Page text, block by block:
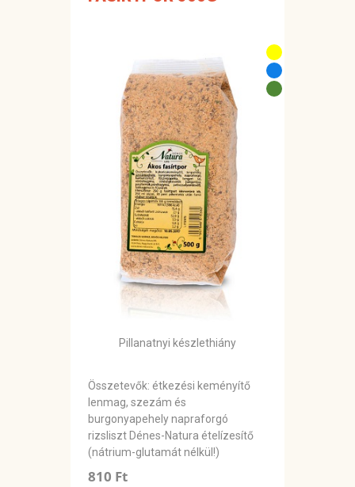
Pillanatnyi készlethiány
Összetevők: étkezési keményítő
lenmag, szezám és
burgonyapehely napraforgó
rizsliszt Dénes-Natura ételízesítő
(nátrium-glutamát nélkül!)
810 Ft